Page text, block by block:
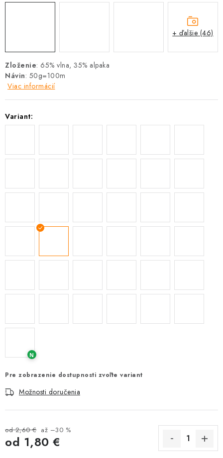
Zloženie: 65% vlna, 35% alpaka
Návin: 50g=100m
Viac informácií
Variant:
N
Pre zobrazenie dostupnosti zvoľte variant
Možnosti doručenia
od 2,60 € až –30 %
od 1,80 €
+ ďalšie (46)